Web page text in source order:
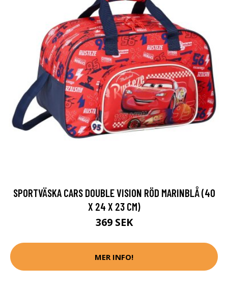
SPORTVÄSKA CARS DOUBLE VISION RÖD MARINBLÅ (40
X 24 X 23 CM)
369 SEK
MER INFO!